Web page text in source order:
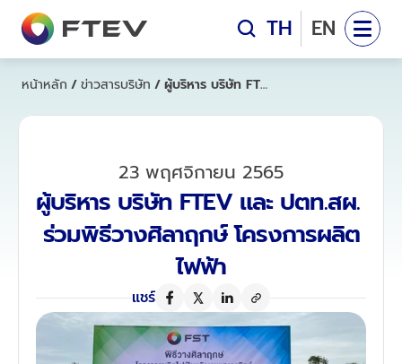
TH EN
คณะผู้บริหาร
ข้อมูลโครงการ
โครงการ "ลานแสงอรุณ"โครงการ "ลานแสงอรุณ"
ติดต่อเรา
ติดต่อเรา
หน้าหลัก /ข่าวสารบริษัท / ผู้บริหาร บริษัท FTEV และ ปตท.สผ. ร่วมพิธีวางศิลาฤกษ์ โครงการผลิตไฟฟ้า
23 พฤศจิกายน 2565
ผู้บริหาร บริษัท FTEV และ ปตท.สผ.
ร่วมพิธีวางศิลาฤกษ์ โครงการผลิต
ไฟฟ้า
แชร์